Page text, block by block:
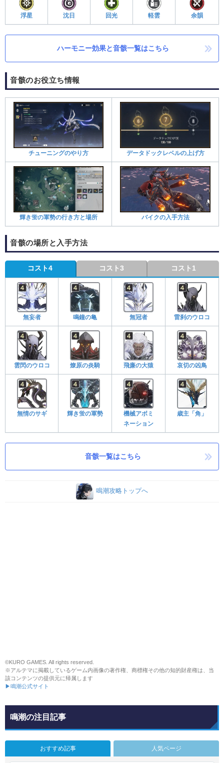
浮星 沈日 回光 軽雲 余韻
ハーモニー効果と音骸一覧はこちら
音骸のお役立ち情報
チューニングのやり方 データドックレベルの上げ方
輝き蛍の軍勢の行き方と場所 バイクの入手方法
音骸の場所と入手方法
コスト4 コスト3 コスト1
無妄者 鳴鐘の亀 無冠者 雷刹のウロコ
雲閃のウロコ 燎原の炎騎 飛廉の大猿 哀切の凶鳥
無情のサギ 輝き蛍の軍勢
機械アボミ
ネーション
歳主「角」
音骸一覧はこちら
鳴潮攻略トップへ
©KURO GAMES. All rights reserved.
※アルテマに掲載しているゲーム内画像の著作権、商標権その他の知的財産権は、当
該コンテンツの提供元に帰属します
▶鳴潮公式サイト
鳴潮の注目記事
おすすめ記事 人気ページ